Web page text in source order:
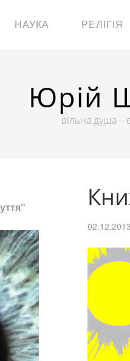
НАУКА РЕЛІГІЯ
Юрій
вільна душа –
02.12.2013